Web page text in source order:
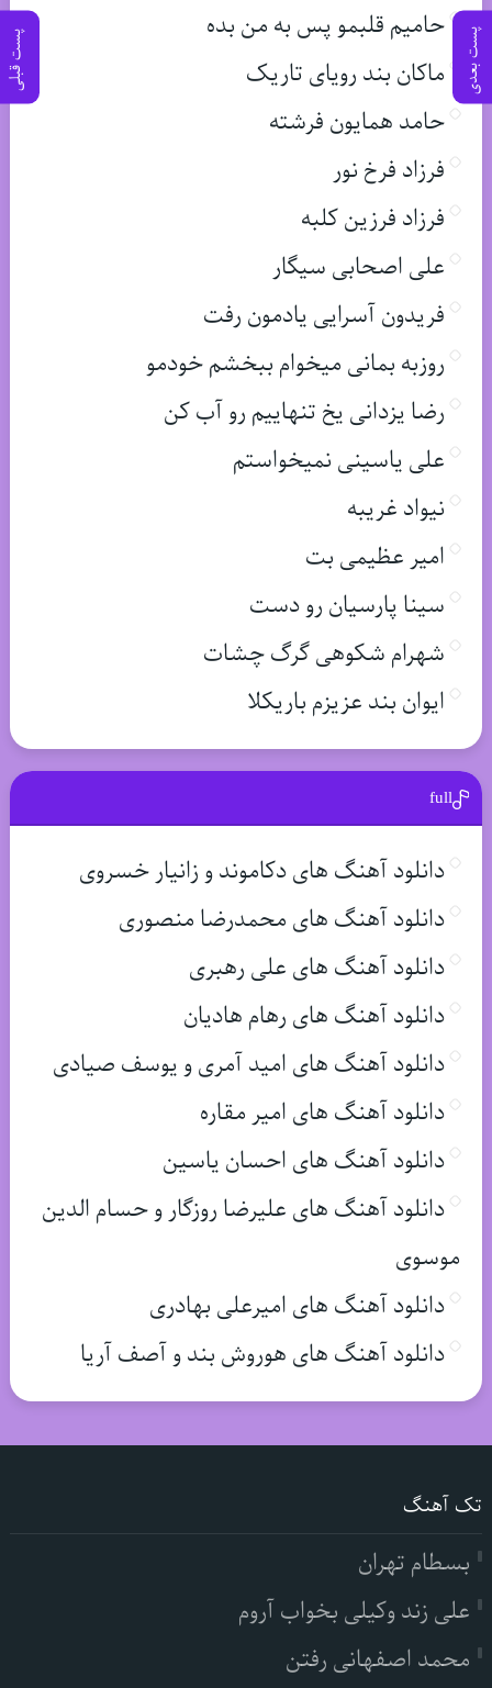
پست بعدی پست قبلی
حامیم قلبمو پس به من بده
ماکان بند رویای تاریک
حامد همایون فرشته
فرزاد فرخ نور
فرزاد فرزین کلبه
علی اصحابی سیگار
فریدون آسرایی یادمون رفت
روزبه بمانی میخوام ببخشم خودمو
رضا یزدانی یخ تنهاییم رو آب کن
علی یاسینی نمیخواستم
نیواد غریبه
امیر عظیمی بت
سینا پارسیان رو دست
شهرام شکوهی گرگ چشات
ایوان بند عزیزم باریکلا
full
دانلود آهنگ های دکاموند و زانیار خسروی
دانلود آهنگ های محمدرضا منصوری
دانلود آهنگ های علی رهبری
دانلود آهنگ های رهام هادیان
دانلود آهنگ های امید آمری و یوسف صیادی
دانلود آهنگ های امیر مقاره
دانلود آهنگ های احسان یاسین
دانلود آهنگ های علیرضا روزگار و حسام الدین
موسوی
دانلود آهنگ های امیرعلی بهادری
دانلود آهنگ های هوروش بند و آصف آریا
تک آهنگ
بسطام تهران
علی زند وکیلی بخواب آروم
محمد اصفهانی رفتن